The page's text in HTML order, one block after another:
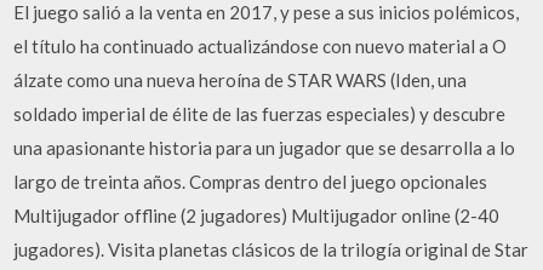
El juego salió a la venta en 2017, y pese a sus inicios polémicos,
el título ha continuado actualizándose con nuevo material a O
álzate como una nueva heroína de STAR WARS (Iden, una
soldado imperial de élite de las fuerzas especiales) y descubre
una apasionante historia para un jugador que se desarrolla a lo
largo de treinta años. Compras dentro del juego opcionales
Multijugador offline (2 jugadores) Multijugador online (2-40
jugadores). Visita planetas clásicos de la trilogía original de Star